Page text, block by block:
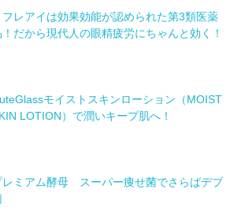
フレアイは効果効能が認められた第3類医薬
！だから現代人の眼精疲労にちゃんと効く！
モイストスキンローション（MOIST
LOTION）で潤いキープ肌へ！
レミアム酵母 スーパー痩せ菌でさらばデブ